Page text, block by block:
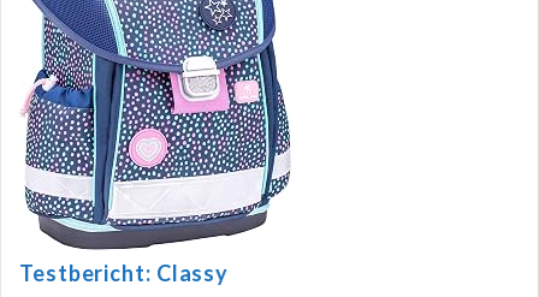
Testbericht: Classy